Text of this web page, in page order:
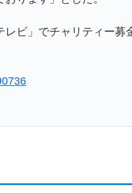
ビ」でチャリティー募